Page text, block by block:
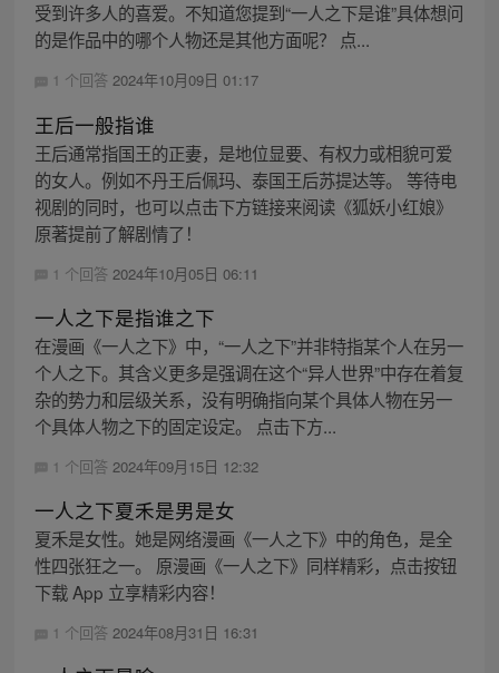
受到许多人的喜爱。不知道您提到“一人之下是谁”具体想问
的是作品中的哪个人物还是其他方面呢？ 点...
1 个回答 2024年10月09日 01:17
王后一般指谁
王后通常指国王的正妻，是地位显要、有权力或相貌可爱
的女人。例如不丹王后佩玛、泰国王后苏提达等。 等待电
视剧的同时，也可以点击下方链接来阅读《狐妖小红娘》
原著提前了解剧情了！
1 个回答 2024年10月05日 06:11
一人之下是指谁之下
在漫画《一人之下》中，“一人之下”并非特指某个人在另一
个人之下。其含义更多是强调在这个“异人世界”中存在着复
杂的势力和层级关系，没有明确指向某个具体人物在另一
个具体人物之下的固定设定。 点击下方...
1 个回答 2024年09月15日 12:32
一人之下夏禾是男是女
夏禾是女性。她是网络漫画《一人之下》中的角色，是全
性四张狂之一。 原漫画《一人之下》同样精彩，点击按钮
下载 App 立享精彩内容！
1 个回答 2024年08月31日 16:31